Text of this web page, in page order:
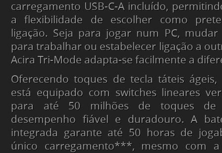
carregamento USB-C-A incluído,
a flexibilidade de escolher como
ligação. Seja para jogar num PC,
para trabalhar ou estabelecer ligação a
Acira Tri-Mode adapta-se facilmente a
Oferecendo toques de tecla táteis
está equipado com switches lineares
para até 50 milhões de toques
desempenho fiável e duradouro. A
integrada garante até 50 horas de
único carregamento***, mesmo com a